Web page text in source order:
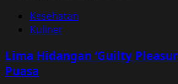
Berbagai
Manfaat
Apel
Kesehatan
Kuliner
Lima Hidangan ‘Guilty
Puasa